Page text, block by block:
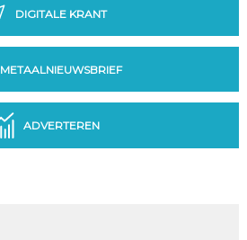
DIGITALE KRANT
METAALNIEUWSBRIEF
ADVERTEREN